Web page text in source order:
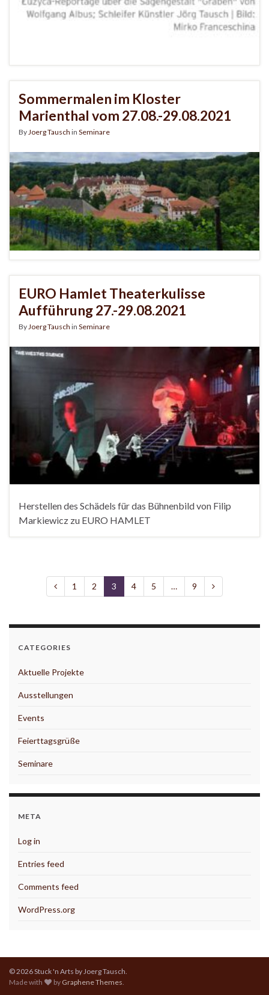
Sommermalen im Kloster
Marienthal vom 27.08.-29.08.2021
ByJoerg Tausch in Seminare
EURO Hamlet Theaterkulisse
Aufführung 27.-29.08.2021
ByJoerg Tausch in Seminare
Herstellen des Schädels für das Bühnenbild von Filip
Markiewicz zu EURO HAMLET
1 2 3 4 5 … 9
CATEGORIES
Aktuelle Projekte
Ausstellungen
Events
Feierttagsgrüße
Seminare
META
Log in
Entries feed
Comments feed
WordPress.org
© 2026 Stuck 'n Arts by Joerg Tausch.
Made with
by Graphene Themes